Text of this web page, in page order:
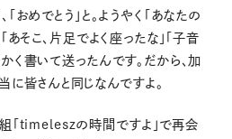
おめでとう」と。ようやく「あなたの
あそこ、片足でよく座ったな」「子音
く書いて送ったんです。だから、加
に皆さんと同じなんですよ。
「timeleszの時間ですよ」で再会